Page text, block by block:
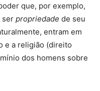
que, por exemplo,
ser propriedade de seu
entram em
e a religião (direito
dos homens sobre